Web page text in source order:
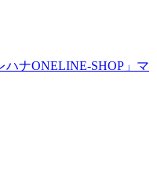
ナONELINE-SHOP」マ